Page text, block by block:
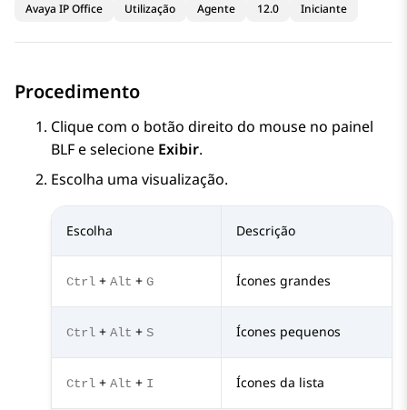
Avaya IP Office Utilização Agente 12.0 Iniciante
Procedimento
Clique com o botão direito do mouse no painel
BLF e selecione Exibir.
Escolha uma visualização.
Escolha Descrição
Ctrl + Alt + G Ícones grandes
Ctrl + Alt + S Ícones pequenos
Ctrl + Alt + I Ícones da lista